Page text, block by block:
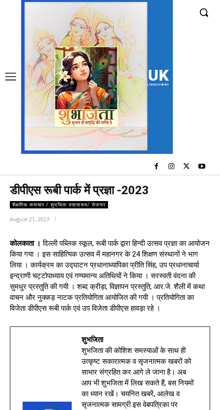
UK
LONDON NEWS
डीपीएस रूबी पार्क में प्रज्ञा -2023
शैक्षणिक समाचार / शुभजिता क्सासरूम/ रोजगार
August 21, 2023
कोलकाता । दिल्ली पब्लिक स्कूल, रूबी पार्क द्वारा हिन्दी उत्सव प्रज्ञा का आयोजन
किया गया । इस साहित्यिक उत्सव में महानगर के 24 शिक्षण संस्थानों ने भाग
लिया । कार्यक्रम का उद्घाटन प्रधानाध्यापिका प्रीति सिंह, उप प्रधानाचार्या
इन्द्राणी चट्टोपाध्याय एवं गण्यमान्य अतिथियों ने किया । सरस्वती वंदना की
सुमधुर प्रस्तुति की गयी । शब्द क्रीड़ा, विज्ञापन प्रस्तुति, आर.जे. शैली में कथा
वाचन और नुक्कड़ नाटक प्रतियोगिता आयोजित की गयी । प्रतियोगिता का
विजेता डीपीएस रूबी पार्क एवं उप विजेता डीपीएस हावड़ा रहे ।
शुभजिता
शुभजिता की कोशिश समस्याओं के साथ ही
उत्कृष्ट सकारात्मक व सृजनात्मक खबरों को
साभार संग्रहित कर आगे ले जाना है। अब
आप भी शुभजिता में लिख सकते हैं, बस नियमों
का ध्यान रखें। चयनित खबरें, आलेख व
सृजनात्मक सामग्री इस वेबपत्रिका पर